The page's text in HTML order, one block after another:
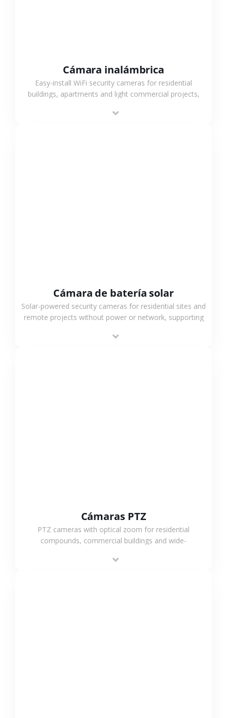
Cámara inalámbrica
Easy-install WiFi security cameras for residential
buildings, apartments and light commercial projects,
surveillance solutions.
Cámara de batería solar
Solar-powered security cameras for residential sites and
remote projects without power or network, supporting
outdoor monitoring.
Cámaras PTZ
PTZ cameras with optical zoom for residential
compounds, commercial buildings and wide-
monitoring and flexible coverage.